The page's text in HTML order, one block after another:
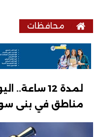
محافظات
لمدة 12
مناطق في بنى